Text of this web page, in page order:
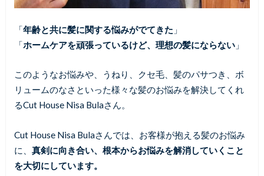
「年齢と共に髪に関する悩みがでてきた 」
「ホームケアを頑張っているけど、理想の髪にならない」
このようなお悩みや、うねり、クセ毛、髪のパサつき、ボ
リュームのなさといった様々な髪のお悩みを解決してくれ
るCut House Nisa Bulaさん。
Cut House Nisa Bulaさんでは、お客様が抱える髪のお悩み
に、 真剣に向き合い、根本からお悩みを解消していくこと
を大切にしています。